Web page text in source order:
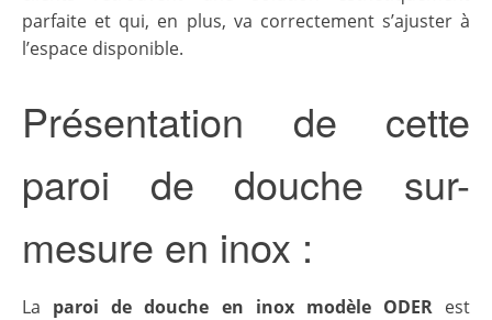
parfaite et qui, en plus, va correctement s’ajuster à
l’espace disponible.
Présentation de cette
paroi de douche sur-
mesure en inox :
La paroi de douche en inox modèle ODERest